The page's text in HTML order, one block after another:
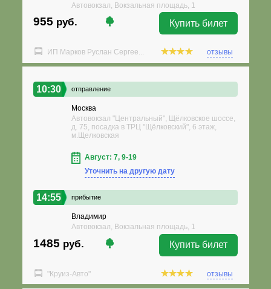
Автовокзал, Вокзальная площадь, 1
955 руб. Купить билет
ИП Марков Руслан Сергее... отзывы
10:30 отправление
Москва
Автовокзал "Центральный", Щёлковское шоссе,
д. 75, посадка в ТРЦ "Щёлковский", 6 этаж,
м.Щелковская
Август: 7, 9-19
Уточнить на другую дату
14:55 прибытие
Владимир
Автовокзал, Вокзальная площадь, 1
1485 руб. Купить билет
"Круиз-Авто" отзывы